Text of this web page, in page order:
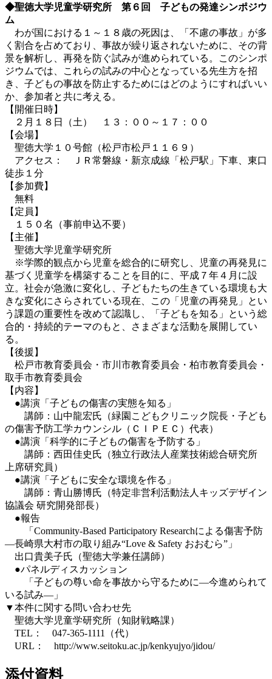
◆聖徳大学児童学研究所 第６回 子どもの発達シンポジウ
ム
わが国における１～１８歳の死因は、「不慮の事故」が多
く割合を占めており、事故が繰り返されないために、その背
景を解析し、再発を防ぐ試みが進められている。このシンポ
ジウムでは、これらの試みの中心となっている先生方を招
き、子どもの事故を防止するためにはどのようにすればいい
か、参加者と共に考える。
【開催日時】
２月１８日（土） １３：００～１７：００
【会場】
聖徳大学１０号館（松戸市松戸１１６９）
アクセス： ＪＲ常磐線・新京成線「松戸駅」下車、東口
徒歩１分
【参加費】
無料
【定員】
１５０名（事前申込不要）
【主催】
聖徳大学児童学研究所
※学際的観点から児童を総合的に研究し、児童の再発見に
基づく児童学を構築することを目的に、平成７年４月に設
立。社会が急激に変化し、子どもたちの生きている環境も大
きな変化にさらされている現在、この「児童の再発見」とい
う課題の重要性を改めて認識し、「子どもを知る」という総
合的・持続的テーマのもと、さまざまな活動を展開してい
る。
【後援】
松戸市教育委員会・市川市教育委員会・柏市教育委員会・
取手市教育委員会
【内容】
●講演「子どもの傷害の実態を知る」
講師：山中龍宏氏（緑園こどもクリニック院長・子ども
の傷害予防工学カウンシル（ＣＩＰＥＣ）代表）
●講演「科学的に子どもの傷害を予防する」
講師：西田佳史氏（独立行政法人産業技術総合研究所
上席研究員）
●講演「子どもに安全な環境を作る」
講師：青山勝博氏（特定非営利活動法人キッズデザイン
協議会 研究開発部長）
●報告
「Community-Based Participatory Researchによる傷害予防
―長崎県大村市の取り組み“Love & Safety おおむら”」
出口貴美子氏（聖徳大学兼任講師）
●パネルディスカッション
「子どもの尊い命を事故から守るために―今進められて
いる試み―」
▼本件に関する問い合わせ先
聖徳大学児童学研究所（知財戦略課）
TEL： 047-365-1111（代）
URL： http://www.seitoku.ac.jp/kenkyujyo/jidou/
添付資料